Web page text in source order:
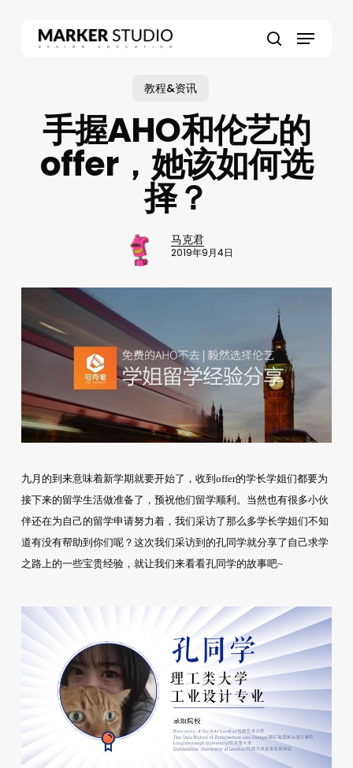
Menu
教程&资讯
手握AHO和伦艺的
offer，她该如何选
择？
马克君
2019年9月4日
九月的到来意味着新学期就要开始了，收到offer的学长学姐们都要为
接下来的留学生活做准备了，预祝他们留学顺利。当然也有很多小伙
伴还在为自己的留学申请努力着，我们采访了那么多学长学姐们不知
道有没有帮助到你们呢？这次我们采访到的孔同学就分享了自己求学
之路上的一些宝贵经验，就让我们来看看孔同学的故事吧~